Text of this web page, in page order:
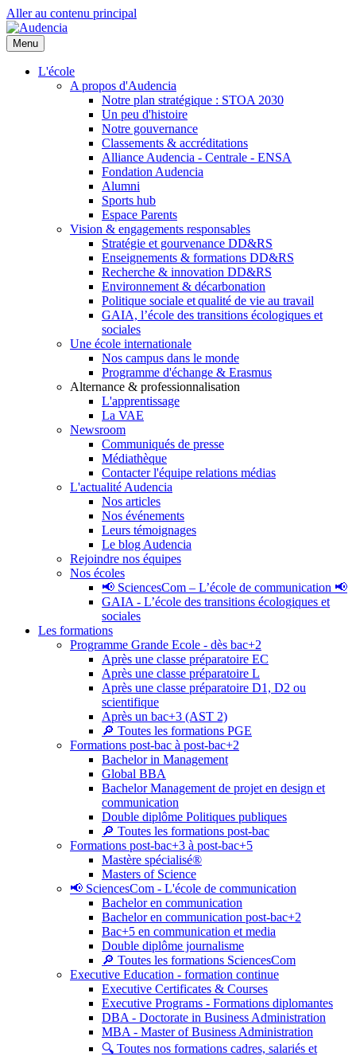
Aller au contenu principal
Menu
L'école
A propos d'Audencia
Notre plan stratégique : STOA 2030
Un peu d'histoire
Notre gouvernance
Classements & accréditations
Alliance Audencia - Centrale - ENSA
Fondation Audencia
Alumni
Sports hub
Espace Parents
Vision & engagements responsables
Stratégie et gourvenance DD&RS
Enseignements & formations DD&RS
Recherche & innovation DD&RS
Environnement & décarbonation
Politique sociale et qualité de vie au travail
GAIA, l’école des transitions écologiques et
sociales
Une école internationale
Nos campus dans le monde
Programme d'échange & Erasmus
Alternance & professionnalisation
L'apprentissage
La VAE
Newsroom
Communiqués de presse
Médiathèque
Contacter l'équipe relations médias
L'actualité Audencia
Nos articles
Nos événements
Leurs témoignages
Le blog Audencia
Rejoindre nos équipes
Nos écoles
📢 SciencesCom – L’école de communication 📢
GAIA - L’école des transitions écologiques et
sociales
Les formations
Programme Grande Ecole - dès bac+2
Après une classe préparatoire EC
Après une classe préparatoire L
Après une classe préparatoire D1, D2 ou
scientifique
Après un bac+3 (AST 2)
🔎 Toutes les formations PGE
Formations post-bac à post-bac+2
Bachelor in Management
Global BBA
Bachelor Management de projet en design et
communication
Double diplôme Politiques publiques
🔎 Toutes les formations post-bac
Formations post-bac+3 à post-bac+5
Mastère spécialisé®
Masters of Science
📢 SciencesCom - L'école de communication
Bachelor en communication
Bachelor en communication post-bac+2
Bac+5 en communication et media
Double diplôme journalisme
🔎 Toutes les formations SciencesCom
Executive Education - formation continue
Executive Certificates & Courses
Executive Programs - Formations diplomantes
DBA - Doctorate in Business Administration
MBA - Master of Business Administration
🔍 Toutes nos formations cadres, salariés et